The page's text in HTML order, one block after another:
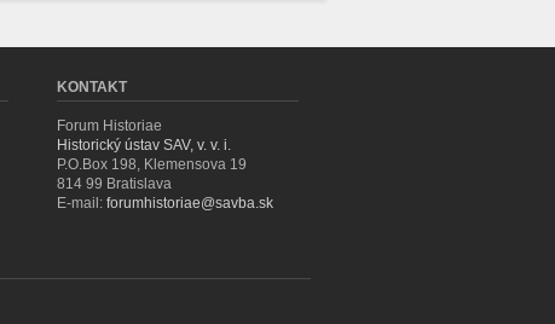
KONTAKT
Forum Historiae
Historický ústav SAV, v. v. i.
P.O.Box 198, Klemensova 19
814 99 Bratislava
E-mail: forumhistoriae@savba.sk